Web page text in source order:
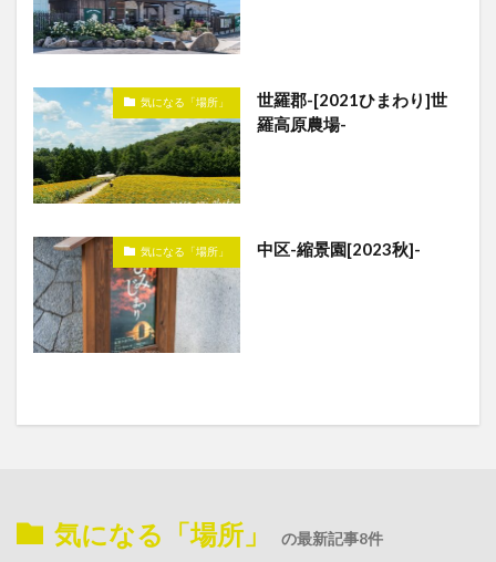
気になる「場所」
世羅郡-[2021ひまわり]世
羅高原農場-
気になる「場所」 中区-縮景園[2023秋]-
気になる「場所」 の最新記事8件